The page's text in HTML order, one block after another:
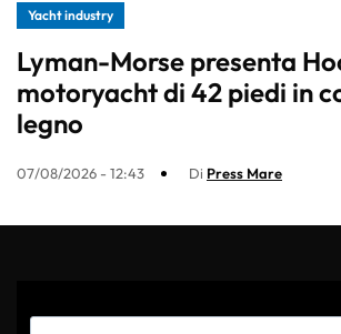
Yacht industry
Lyman-Morse presenta
motoryacht di 42 piedi in
legno
07/08/2026 - 12:43 Di Press Mare